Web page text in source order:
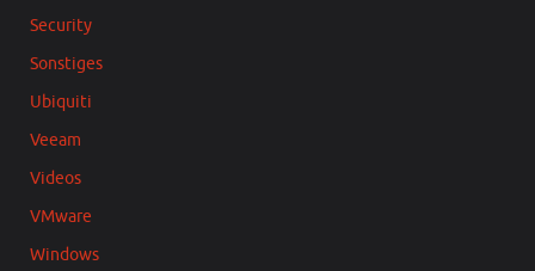
Security
Sonstiges
Ubiquiti
Veeam
Videos
VMware
Windows